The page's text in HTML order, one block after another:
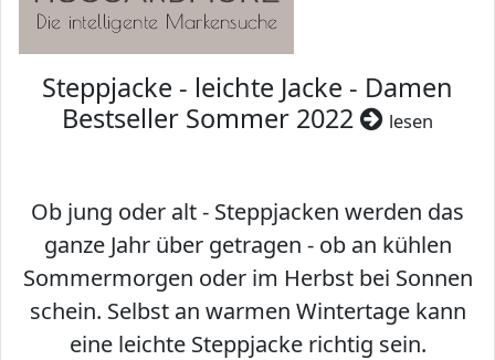
Steppjacke - leichte Jacke - Damen
Bestseller Sommer 2022
lesen
Ob jung oder alt - Steppjacken werden das
ganze Jahr über getragen - ob an kühlen
Sommermorgen oder im Herbst bei Sonnen
schein. Selbst an warmen Wintertage kann
eine leichte Steppjacke richtig sein.